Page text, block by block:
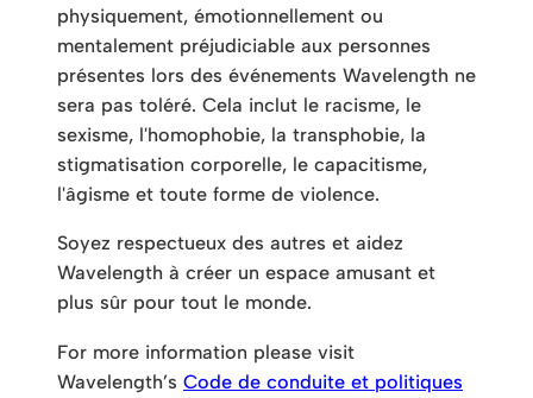
physiquement, émotionnellement ou
mentalement préjudiciable aux personnes
présentes lors des événements Wavelength ne
sera pas toléré. Cela inclut le racisme, le
sexisme, l'homophobie, la transphobie, la
stigmatisation corporelle, le capacitisme,
l'âgisme et toute forme de violence.
Soyez respectueux des autres et aidez
Wavelength à créer un espace amusant et
plus sûr pour tout le monde.
For more information please visit
Wavelength’s Code de conduite et politiques